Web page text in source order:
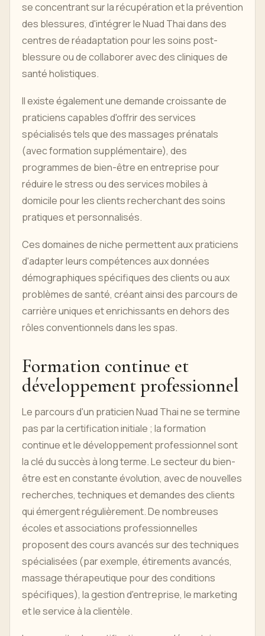
se concentrant sur la récupération et la prévention
des blessures, d'intégrer le Nuad Thai dans des
centres de réadaptation pour les soins post-
blessure ou de collaborer avec des cliniques de
santé holistiques.
Il existe également une demande croissante de
praticiens capables d'offrir des services
spécialisés tels que des massages prénatals
(avec formation supplémentaire), des
programmes de bien-être en entreprise pour
réduire le stress ou des services mobiles à
domicile pour les clients recherchant des soins
pratiques et personnalisés.
Ces domaines de niche permettent aux praticiens
d'adapter leurs compétences aux données
démographiques spécifiques des clients ou aux
problèmes de santé, créant ainsi des parcours de
carrière uniques et enrichissants en dehors des
rôles conventionnels dans les spas.
Formation continue et
développement professionnel
Le parcours d'un praticien Nuad Thai ne se termine
pas par la certification initiale ; la formation
continue et le développement professionnel sont
la clé du succès à long terme. Le secteur du bien-
être est en constante évolution, avec de nouvelles
recherches, techniques et demandes des clients
qui émergent régulièrement. De nombreuses
écoles et associations professionnelles
proposent des cours avancés sur des techniques
spécialisées (par exemple, étirements avancés,
massage thérapeutique pour des conditions
spécifiques), la gestion d'entreprise, le marketing
et le service à la clientèle.